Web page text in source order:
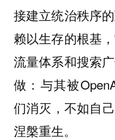
接建立统治秩序
赖以生存的根基，
流量体系和搜索
做：与其被
们消灭，不如自
涅槃重生。